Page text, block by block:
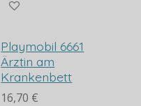
Playmobil 6661
Ärztin am
Krankenbett
16,70 €